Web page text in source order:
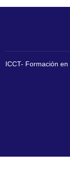
ICCT- Formación